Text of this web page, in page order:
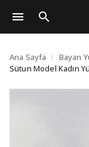
Gold
Ana Sayfa / Bayan
Sütun Model Kadın